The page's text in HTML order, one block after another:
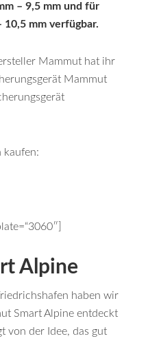
– 9,5 mm und für
10,5 mm verfügbar.
Mammut hat ihr
Mammut
kaufen:
Alpine
haben wir
Smart Alpine entdeckt
von der Idee, das gut